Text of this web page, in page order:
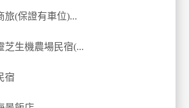
旅(保證有車位)...
芝生機農場民宿(...
宿